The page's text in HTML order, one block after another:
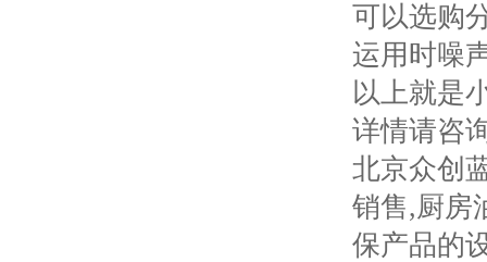
可以选购
运用时噪
以上就是
详情请咨
北京众创
销售,厨房
保产品的